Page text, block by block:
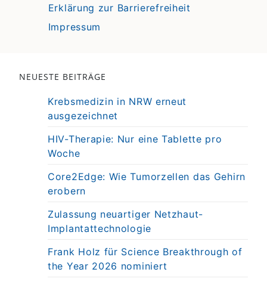
Erklärung zur Barrierefreiheit
Impressum
NEUESTE BEITRÄGE
Krebsmedizin in NRW erneut
ausgezeichnet
HIV-Therapie: Nur eine Tablette pro
Woche
Core2Edge: Wie Tumorzellen das Gehirn
erobern
Zulassung neuartiger Netzhaut-
Implantattechnologie
Frank Holz für Science Breakthrough of
the Year 2026 nominiert